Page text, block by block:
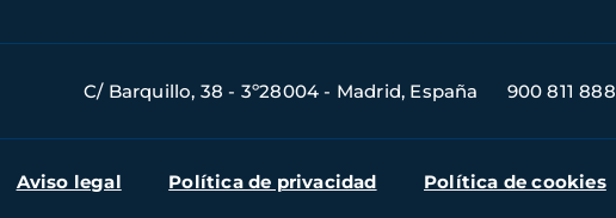
C/ Barquillo, 38 - 3º28004 - Madrid, España 900 811 888
Aviso legal Política de privacidad Política de cookies